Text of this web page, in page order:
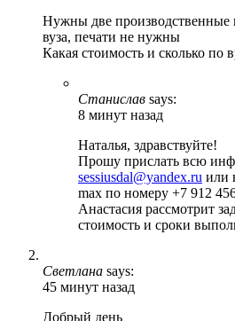
Нужны две производственные
вуза, печати не нужны
Какая стоимость и сколько по
Станислав says:
8 минут назад
Наталья, здравствуйте!
Прошу прислать всю
sessiusdal@yandex.ru или
max по номеру +7 912
Анастасия рассмотрит
стоимость и сроки
Светлана says:
45 минут назад
Добрый день